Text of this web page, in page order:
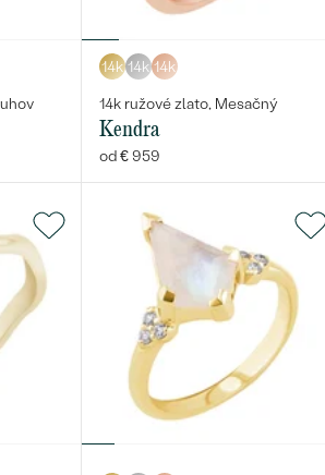
14k 14k 14k
14k ružové zlato, Mesačný
Kendra
od € 959